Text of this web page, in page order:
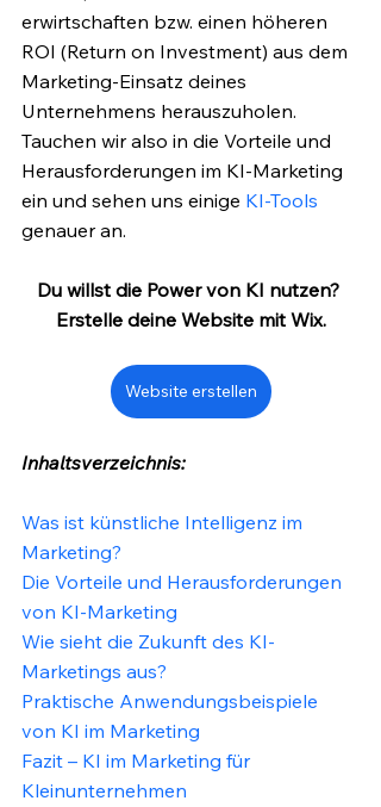
erwirtschaften bzw. einen höheren
ROI (Return on Investment) aus dem
Marketing-Einsatz deines
Unternehmens herauszuholen.
Tauchen wir also in die Vorteile und
Herausforderungen im KI-Marketing
ein und sehen uns einige KI-Tools
genauer an.
Du willst die Power von KI nutzen?
Erstelle deine Website mit Wix.
Website erstellen
Inhaltsverzeichnis:
Was ist künstliche Intelligenz im
Marketing?
Die Vorteile und Herausforderungen
von KI-Marketing
Wie sieht die Zukunft des KI-
Marketings aus?
Praktische Anwendungsbeispiele
von KI im Marketing
Fazit – KI im Marketing für
Kleinunternehmen